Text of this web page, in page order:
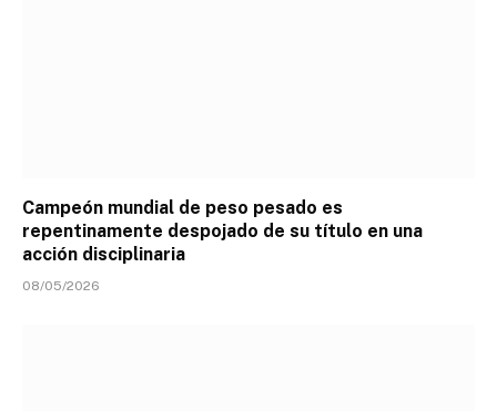
Campeón mundial de peso pesado es
repentinamente despojado de su título en una
acción disciplinaria
08/05/2026